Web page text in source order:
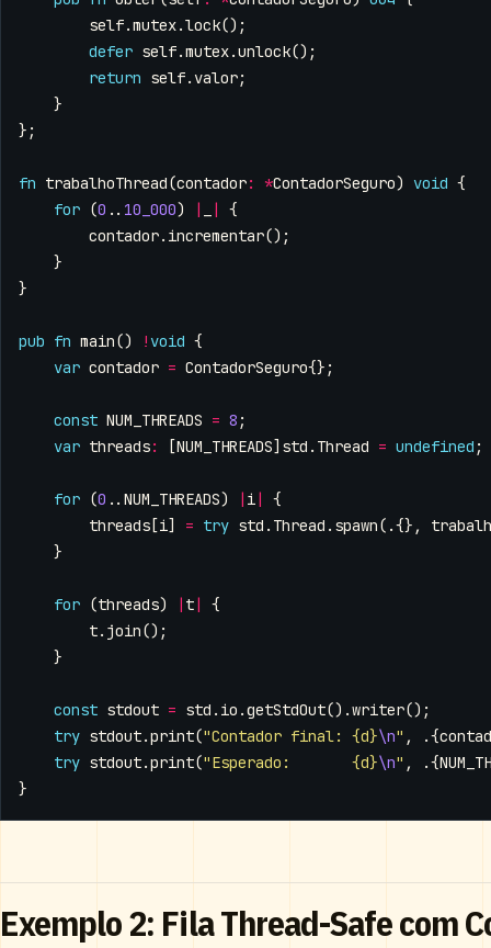
self.mutex.lock();
defer self.mutex.unlock();
return self. valor;
}
};
fn trabalhoThread(contador: *ContadorSeguro) void {
for (0 .. 10_000)
{
contador. incrementar();
}
}
pub fn main() ! void {
var contador = ContadorSeguro{};
const NUM_THREADS = 8 ;
var threads: [NUM_THREADS] std . Thread = undefined ;
for (0 .. NUM_THREADS) i
{
threads [i] = try std . Thread . spawn(.{},
}
for (threads) t
{
t. join();
}
const stdout = std . io .getStdOut().writer();
try stdout.print("Contador final: {d}\n" , .{
try stdout.print("Esperado:       {d}\n" , .{
}
Exemplo 2: Fila Thread-Safe com